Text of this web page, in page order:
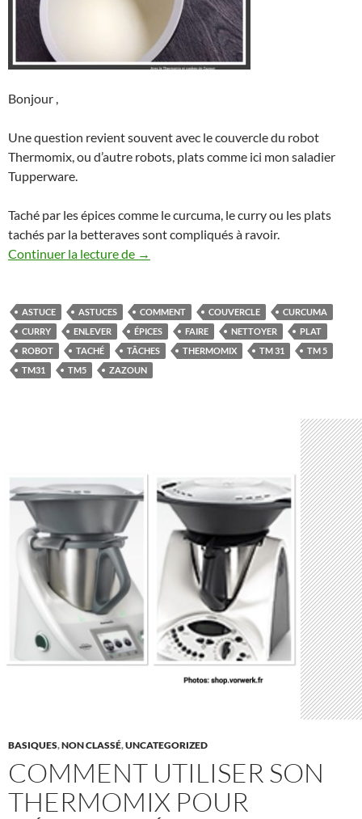
Bonjour ,
Une question revient souvent avec le couvercle du robot
Thermomix, ou d’autre robots, plats comme ici mon saladier
Tupperware.
Taché par les épices comme le curcuma, le curry ou les plats
tachés par la betteraves sont compliqués à ravoir.
Continuer la lecture de Mon plat ou le couvercle de mon robot
→
ASTUCE ASTUCES COMMENT COUVERCLE
CURCUMA
CURRY
ENLEVER ÉPICES FAIRE NETTOYER
PLAT
ROBOT
TACHÉ TÂCHES THERMOMIX TM 31
TM 5
TM31
TM5 ZAZOUN
BASIQUES,NON CLASSÉ,UNCATEGORIZED
COMMENT UTILISER SON
THERMOMIX POUR